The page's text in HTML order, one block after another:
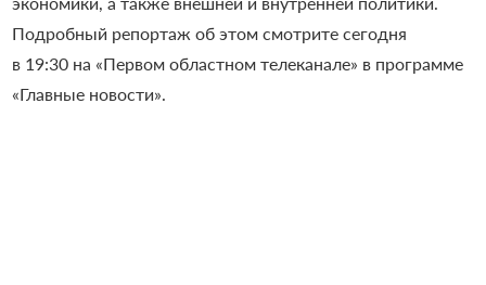
Подробный репортаж об этом смотрите сегодня
в 19:30 на «Первом областном телеканале» в программе
«Главные новости».